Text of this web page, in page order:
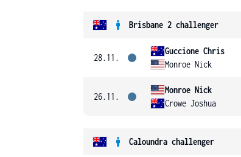
Brisbane 2 challenger
28.11.
Guccione Chris
Monroe Nick
26.11.
Monroe Nick
Crowe Joshua
Caloundra challenger